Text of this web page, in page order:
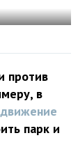
против
в
движение
парк и